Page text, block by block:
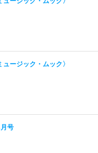
ージック・ムック〉
号